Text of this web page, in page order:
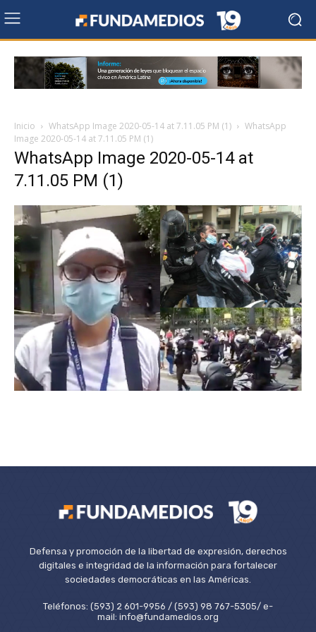
Inicio WhatsApp Image 2020-05-14 at 7.11.05 PM (1)
WhatsApp
Image 2020-05-14 at 7.11.05 PM (1)
WhatsApp Image 2020-05-14 at
7.11.05 PM (1)
Defensa y promoción de la libertad de expresión, derechos
digitales e integridad de la información para fortalecer
sociedades democráticas en las Américas.
Teléfonos: (593) 2 601-9956 / (593) 98 767-5305/ e-
mail: info@fundamedios.org